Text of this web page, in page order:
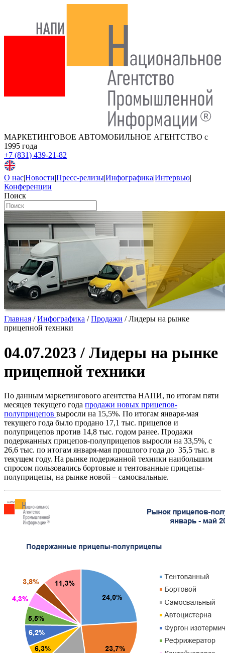
МАРКЕТИНГОВОЕ АВТОМОБИЛЬНОЕ АГЕНТСТВО с
1995 года
+7 (831) 439-21-82
О нас|Новости|Пресс-релизы|Инфографика|Интервью|
Конференции
Поиск
Главная /Инфографика /Продажи /Лидеры на рынке
прицепной техники
04.07.2023 / Лидеры на рынке
прицепной техники
По данным маркетингового агентства НАПИ, по итогам пяти
месяцев текущего года продажи новых прицепов-
полуприцепов выросли на 15,5%. По итогам января-мая
текущего года было продано 17,1 тыс. прицепов и
полуприцепов против 14,8 тыс. годом ранее. Продажи
подержанных прицепов-полуприцепов выросли на 33,5%, с
26,6 тыс. по итогам января-мая прошлого года до 35,5 тыс. в
текущем году. На рынке подержанной техники наибольшим
спросом пользовались бортовые и тентованные прицепы-
полуприцепы, на рынке новой – самосвальные.